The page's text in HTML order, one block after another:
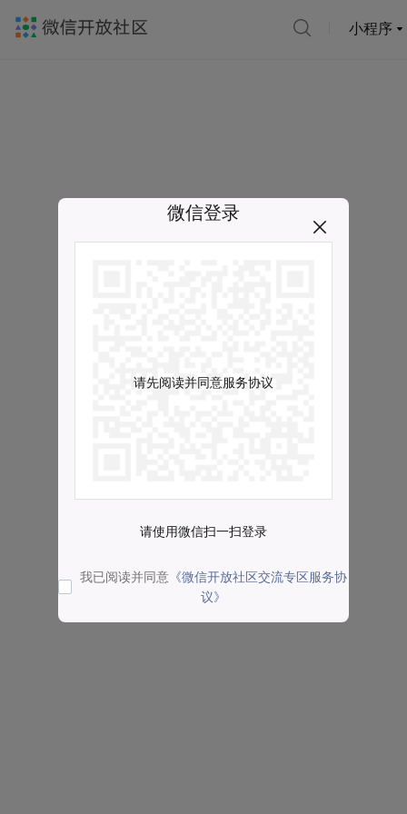
小程序
微信登录
请先阅读并同意服务协议
请使用微信扫一扫登录
我已阅读并同意 《微信开放社区交流专区服务协
议》